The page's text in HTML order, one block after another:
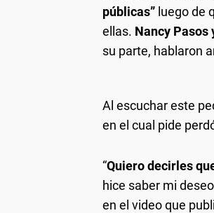
públicas” luego de
ellas. Nancy Pasos
su parte, hablaron
Al escuchar este
en el cual pide
“Quiero decirles
hice saber mi
en el video que